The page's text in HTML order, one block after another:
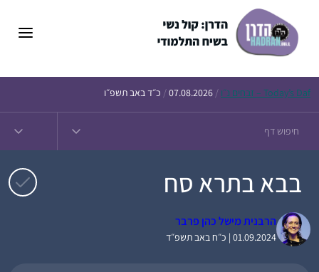
Today’s Daf – זבחים נ״ו /
07.08.2026
/ כ״ד באב תשפ״ו
בבא בתרא סח
הרבנית מישל כהן פרבר
01.09.2024 | כ״ח באב תשפ״ד